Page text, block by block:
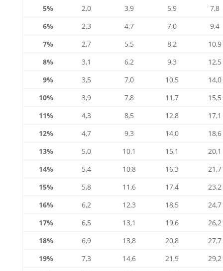
5%
2,0 3,9 5,9
7,8
6%
2,3 4,7 7,0
9,4
7%
2,7 5,5 8,2
10,9
8%
3,1 6,2 9,3
12,5
9%
3,5 7,0 10,5
14,0
10%
3,9 7,8 11,7
15,5
11%
4,3 8,5 12,8
17,1
12%
4,7 9,3 14,0
18,6
13%
5,0 10,1 15,1
20,1
14%
5,4 10,8 16,3
21,7
15%
5,8 11,6 17,4
23,2
16%
6,2 12,3 18,5
24,7
17%
6,5 13,1 19,6
26,2
18%
6,9 13,8 20,8
27,7
19%
7,3 14,6 21,9
29,2